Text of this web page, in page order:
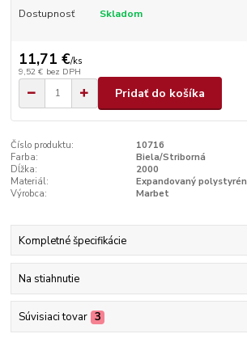
Dostupnosť Skladom
11,71 €/ks
9,52 € bez DPH
Pridať do košíka
Číslo produktu:
10716
Farba:
Biela/Striborná
Dĺžka:
2000
Materiál:
Expandovaný polystyrén
Výrobca:
Marbet
Kompletné špecifikácie
Na stiahnutie
Súvisiaci tovar 3